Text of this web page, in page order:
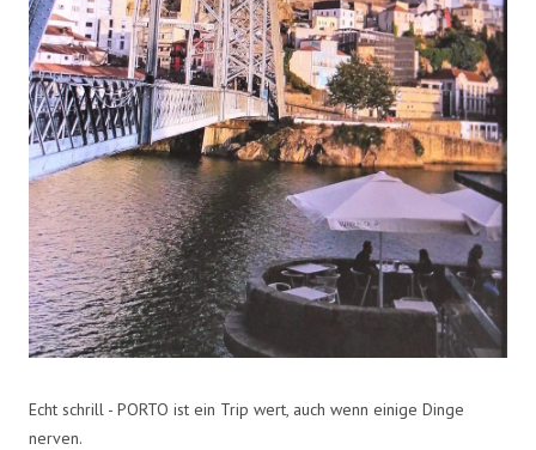
Echt schrill - PORTO ist ein Trip wert, auch wenn einige Dinge
nerven.